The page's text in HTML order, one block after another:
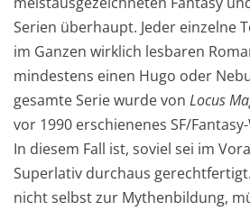
Serien überhaupt. Jeder einzelne
im Ganzen wirklich lesbaren
mindestens einen Hugo oder
gesamte Serie wurde von Locus
vor 1990 erschienenes SF/
In diesem Fall ist, soviel sei im
Superlativ durchaus
nicht selbst zur Mythenbildung,